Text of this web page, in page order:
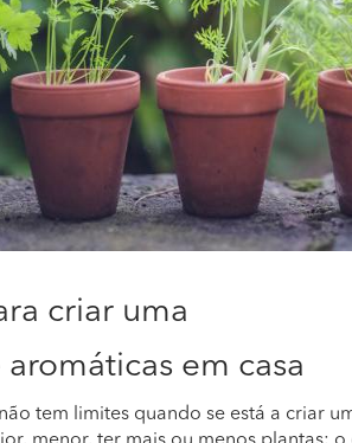
criar uma
em casa
tem limites quando se está a criar